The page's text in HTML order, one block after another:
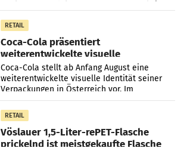
RETAIL
Coca-Cola präsentiert
weiterentwickelte visuelle
Markenidentität
Coca-Cola stellt ab Anfang August eine
weiterentwickelte visuelle Identität seiner
Verpackungen in Österreich vor. Im
Mittelpunkt des Redesigns stehen zentrale
Gestaltungselemente
RETAIL
Vöslauer 1,5-Liter-rePET-Flasche
prickelnd ist meistgekaufte Flasche